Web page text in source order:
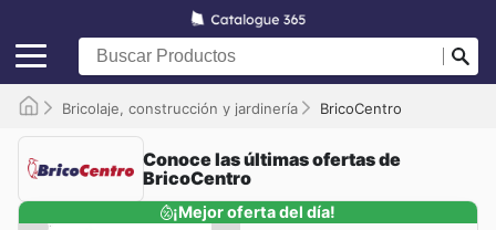
Bricolaje, construcción y jardinería BricoCentro
Conoce las últimas ofertas de
BricoCentro
¡Mejor oferta del día!